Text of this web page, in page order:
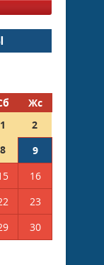
Жс
1
2
8
9
16
23
30